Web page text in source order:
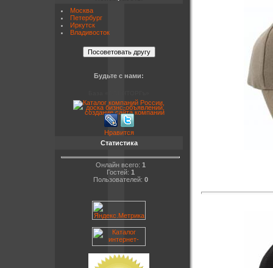
Москва
Петербург
Иркутск
Владивосток
Будьте с нами:
Нравится
Статистика
Онлайн всего: 1
Гостей: 1
Пользователей: 0